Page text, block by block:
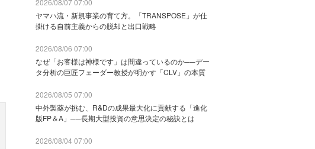
2026/08/07 07:00
ヤマハ流・新規事業の育て方。「TRANSPOSE」が仕
掛ける自前主義からの脱却と出口戦略
2026/08/06 07:00
なぜ「お客様は神様です」は間違っているのか──デー
タ分析の巨匠フェーダー教授が明かす「CLV」の本質
2026/08/05 07:00
中外製薬が挑む、R&Dの成果最大化に貢献する「進化
版FP＆A」──長期大型投資の意思決定の秘訣とは
2026/08/04 07:00